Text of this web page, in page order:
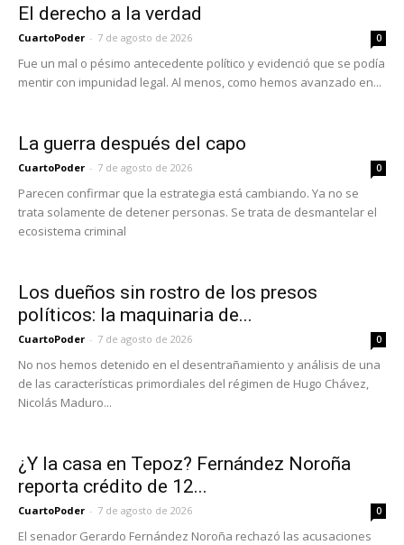
El derecho a la verdad
CuartoPoder - 7 de agosto de 2026 0
Fue un mal o pésimo antecedente político y evidenció que se podía
mentir con impunidad legal. Al menos, como hemos avanzado en...
La guerra después del capo
CuartoPoder - 7 de agosto de 2026 0
Parecen confirmar que la estrategia está cambiando. Ya no se
trata solamente de detener personas. Se trata de desmantelar el
ecosistema criminal
Los dueños sin rostro de los presos
políticos: la maquinaria de...
CuartoPoder - 7 de agosto de 2026 0
No nos hemos detenido en el desentrañamiento y análisis de una
de las características primordiales del régimen de Hugo Chávez,
Nicolás Maduro...
¿Y la casa en Tepoz? Fernández Noroña
reporta crédito de 12...
CuartoPoder - 7 de agosto de 2026 0
El senador Gerardo Fernández Noroña rechazó las acusaciones